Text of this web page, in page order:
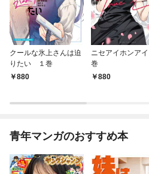
クールな氷上さんは迫
りたい １巻
880
ニセアイホンア
巻
880
青年マンガのおすすめ本